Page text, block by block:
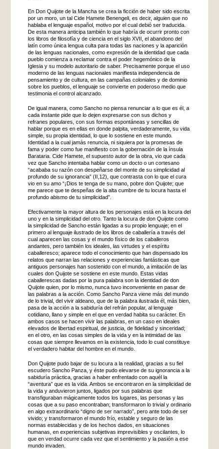
En Don Quijote de la Mancha se crea la ficción de haber sido escrita
por un moro, un tal Cide Hamete Benengeli, es decir, alguien que no
hablaba el lenguaje español, motivo por el cual debió ser traducida.
De esta manera anticipa también lo que habría de ocurrir pronto con
los libros de filosofía y de ciencia en el siglo XVII, el abandono del
latín como única lengua culta para todas las naciones y la aparición
de las lenguas nacionales, como expresión de la identidad que cada
pueblo comienza a reclamar contra el poder hegemónico de la
Iglesia y su modelo autoritario de saber. Precisamente porque el uso
moderno de las lenguas nacionales manifiesta independencia de
pensamiento y de cultura, en las campañas coloniales y de dominio
sobre los pueblos, el lenguaje se convierte en poderoso medio que
testimonia el control alcanzado.
De igual manera, como Sancho no piensa renunciar a lo que es él, a
cada instante pide que lo dejen expresarse con sus dichos y
refranes populares, con sus formas espontáneas y sencillas de
hablar porque es en ellas en donde palpita, verdaderamente, su vida
simple, su propia identidad, lo que lo sostiene en este mundo.
Identidad a la cual jamás renuncia, ni siquiera por la promesas de
fama y poder como fue manifiesto con la gobernación de la ínsula
Barataria. Cide Hamete, el supuesto autor de la obra, vio que cada
vez que Sancho intentaba hablar como un docto o un cortesano
“acababa su razón con despeñarse del monte de su simplicidad al
profundo de su ignorancia” (II,12), que contrasta con lo que el cura
vio en su amo “¡Dios te tenga de su mano, pobre don Quijote; que
me parece que te despeñas de la alta cumbre de tu locura hasta el
profundo abismo de tu simplicidad”.
Efectivamente la mayor altura de los personajes está en la locura del
uno y en la simplicidad del otro. Tanto la locura de don Quijote como
la simplicidad de Sancho están ligadas a su propio lenguaje; en el
primero al lenguaje ilustrado de los libros de caballería a través del
cual aparecen las cosas y el mundo físico de los caballeros
andantes, pero también los ideales, las virtudes y el espíritu
caballeresco; aparece todo el conocimiento que han dispensado los
relatos que narran las relaciones y experiencias fantásticas que
antiguos personajes han sostenido con el mundo, a imitación de las
cuales don Quijote se sostiene en este mundo. Estas vidas
caballerescas dadas por la pura palabra son la identidad de don
Quijote quien, por lo mismo, nunca tuvo inconveniente en pasar de
las palabras a la acción. Como Sancho Panza viene más del mundo
de lo trivial, del vivir aldeano, que de la palabra ilustrada él, más bien,
pasa de la acción a la sabiduría del refrán popular, al lenguaje
cotidiano, llano y simple en el que en verdad habita su carácter. En
ambos casos se hacen vivir las palabras, en un caso en ideales
elevados de libertad espiritual, de justicia, de fidelidad y sinceridad;
en el otro, en las cosas simples de la vida y en la intimidad de las
cosas que siempre llevamos en la existencia, todo lo cual constituye
el verdadero habitar del hombre en el mundo.
Don Quijote pudo bajar de su locura a la realidad, gracias a su fiel
escudero Sancho Panza, y éste pudo elevarse de su ignorancia a la
sabiduría práctica, gracias a haber enfrentado con aquél la
“aventura” que es la vida. Ambos se encontraron en la simplicidad de
la vida y anduvieron juntos, ligados por sus palabras que
transfiguraban mágicamente todos los lugares, las personas y las
cosas que a su paso encontraban; transformaron lo trivial y ordinario
en algo extraordinario “digno de ser narrado”, pero ante todo de ser
vivido; y transformaron el mundo frío, estable y seguro de las
normas establecidas y de los hechos dados, en situaciones
humanas, en experiencias subjetivas imprevisibles y oscilantes, lo
que en verdad ocurre cada vez que el sentimiento y la pasión a ese
mundo invaden.